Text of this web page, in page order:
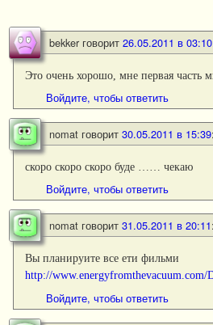
bekker говорит 26.05.2011 в 03:10
Это очень хорошо, мне первая часть
Войдите, чтобы ответить
nomat говорит 30.05.2011 в 15:39:
скоро скоро скоро буде …… чекаю
Войдите, чтобы ответить
nomat говорит 31.05.2011 в 20:11:
Вы планируите все ети фильми
http://
Войдите, чтобы ответить